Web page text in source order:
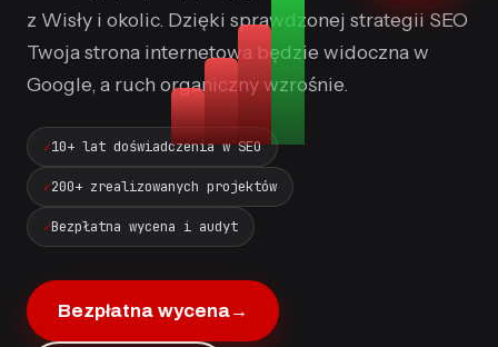
z Wisły i okolic. Dzięki sprawdzonej strategii SEO
Twoja strona internetowa będzie widoczna w
Google, a ruch organiczny wzrośnie.
10+ lat doświadczenia w SEO
200+ zrealizowanych projektów
Bezpłatna wycena i audyt
Bezpłatna wycena→